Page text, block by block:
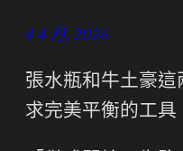
4 4 月, 2026
張水瓶和牛土豪
求完美平衡的工具